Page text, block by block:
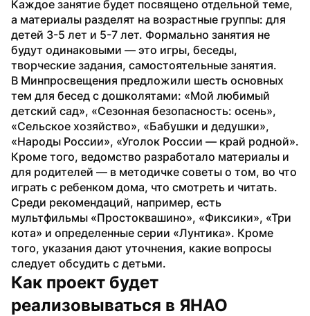
Каждое занятие будет посвящено отдельной теме,
а материалы разделят на возрастные группы: для
детей 3-5 лет и 5-7 лет. Формально занятия не
будут одинаковыми — это игры, беседы,
творческие задания, самостоятельные занятия.
В Минпросвещения предложили шесть основных
тем для бесед с дошколятами: «Мой любимый
детский сад», «Сезонная безопасность: осень»,
«Сельское хозяйство», «Бабушки и дедушки»,
«Народы России», «Уголок России — край родной».
Кроме того, ведомство разработало материалы и
для родителей — в методичке советы о том, во что
играть с ребенком дома, что смотреть и читать.
Среди рекомендаций, например, есть
мультфильмы «Простоквашино», «Фиксики», «Три
кота» и определенные серии «Лунтика». Кроме
того, указания дают уточнения, какие вопросы
следует обсудить с детьми.
Как проект будет
реализовываться в ЯНАО